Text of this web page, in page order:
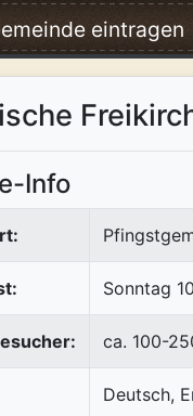
eintragen
Info
Sonntag
ca. 100-
Deutsch,